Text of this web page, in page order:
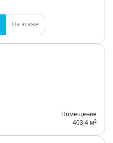
На этаже
Помещение
403,4 м2